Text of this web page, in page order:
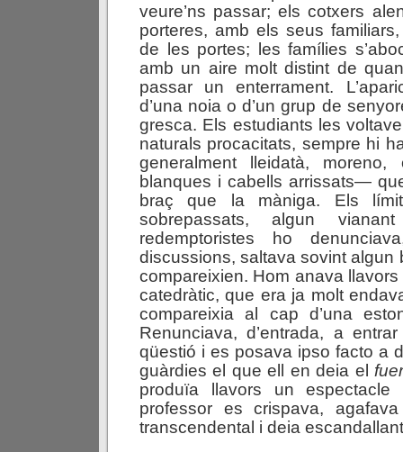
veure’ns passar; els cotxers
porteres, amb els seus
de les portes; les famílies
amb un aire molt distint de
passar un enterrament.
d’una noia o d’un grup de
gresca. Els estudiants les
naturals procacitats, sempre hi
generalment lleidatà,
blanques i cabells arrissats—
braç que la màniga. Els
sobrepassats, algun
redemptoristes ho
discussions, saltava sovint algun
compareixien. Hom anava
catedràtic, que era ja molt
compareixia al cap d’una
Renunciava, d’entrada, a
qüestió i es posava ipso facto a
guàrdies el que ell en deia el fue
produïa llavors un espectacle
professor es crispava,
transcendental i deia